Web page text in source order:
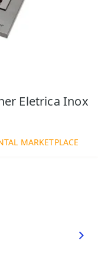
Eletrica Inox
MARKETPLACE